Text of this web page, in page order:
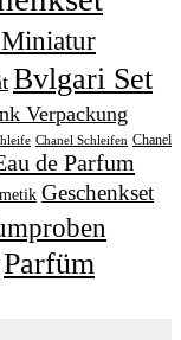
Bvlgari Set
Verpackung
Chanel Schleifen Chanel
de Parfum
Geschenkset
Parfüm